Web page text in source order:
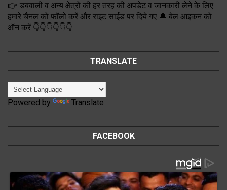
👉 डबवाली व अन्य क्षेत्रों की हर तरह की अपडेट व जानकारी लेने के लिए
हमारे चैनल को फॉलो करें और राइट साईड पर दिये गए 🔔 बेल आइकन को
ऑन करें 👇👇👇👇👇👇
TRANSLATE
Powered by Translate
FACEBOOK